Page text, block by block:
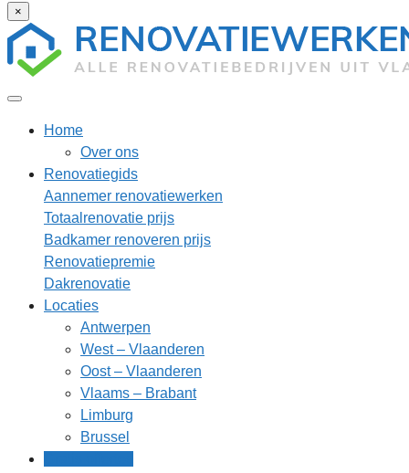
×
Home
Over ons
Renovatiegids
Aannemer renovatiewerken
Totaalrenovatie prijs
Badkamer renoveren prijs
Renovatiepremie
Dakrenovatie
Locaties
Antwerpen
West – Vlaanderen
Oost – Vlaanderen
Vlaams – Brabant
Limburg
Brussel